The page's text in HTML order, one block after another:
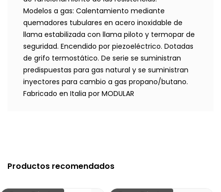
Modelos a gas: Calentamiento mediante
quemadores tubulares en acero inoxidable de
llama estabilizada con llama piloto y termopar de
seguridad. Encendido por piezoeléctrico. Dotadas
de grifo termostático. De serie se suministran
predispuestas para gas natural y se suministran
inyectores para cambio a gas propano/butano.
Fabricado en Italia por MODULAR
Productos recomendados